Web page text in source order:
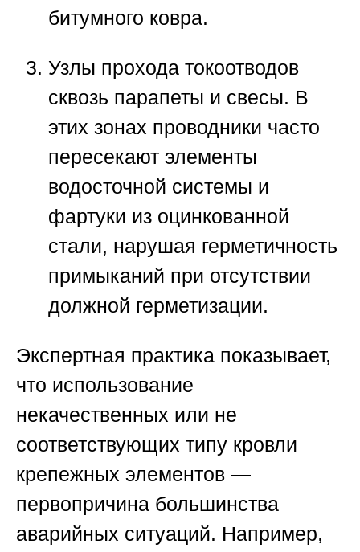
битумного ковра.
Узлы прохода токоотводов
сквозь парапеты и свесы. В
этих зонах проводники часто
пересекают элементы
водосточной системы и
фартуки из оцинкованной
стали, нарушая герметичность
примыканий при отсутствии
должной герметизации.
Экспертная практика показывает,
что использование
некачественных или не
соответствующих типу кровли
крепежных элементов —
первопричина большинства
аварийных ситуаций. Например,